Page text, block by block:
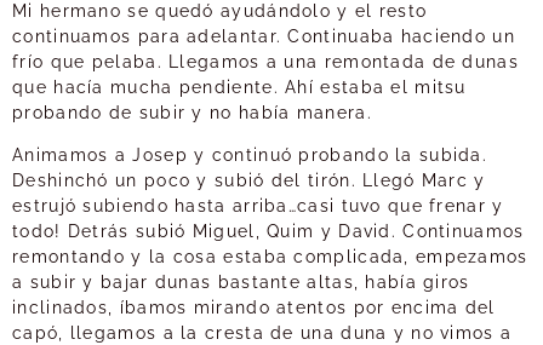
Mi hermano se quedó ayudándolo y el resto
continuamos para adelantar. Continuaba haciendo un
frío que pelaba. Llegamos a una remontada de dunas
que hacía mucha pendiente. Ahí estaba el mitsu
probando de subir y no había manera.
Animamos a Josep y continuó probando la subida.
Deshinchó un poco y subió del tirón. Llegó Marc y
estrujó subiendo hasta arriba…casi tuvo que frenar y
todo! Detrás subió Miguel, Quim y David. Continuamos
remontando y la cosa estaba complicada, empezamos
a subir y bajar dunas bastante altas, había giros
inclinados, íbamos mirando atentos por encima del
capó, llegamos a la cresta de una duna y no vimos a